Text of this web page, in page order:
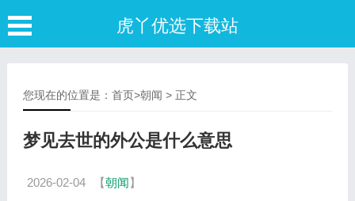
虎丫优选下载站
您现在的位置是： 首页>朝闻 > 正文
梦见去世的外公是什么意思
2026-02-04 【朝闻】